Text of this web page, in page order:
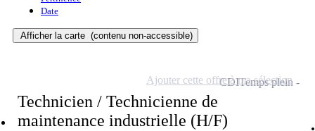
Date
Afficher la carte (contenu non-accessible)
Technicien / Technicienne de
maintenance industrielle (H/F)
CDITemps plein
Ajouter cette offre à ma sélection